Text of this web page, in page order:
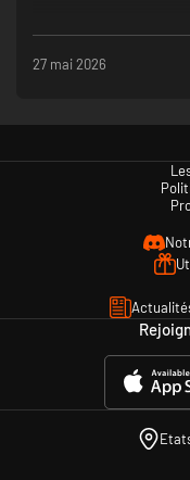
27 mai 2026